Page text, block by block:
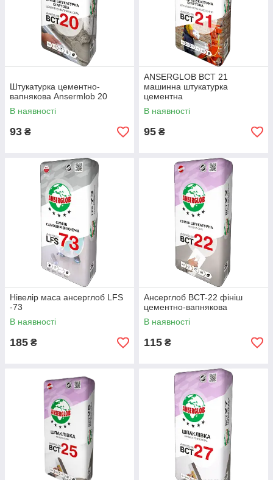
Штукатурка цементно-
вапнякова Ansermlob 20
В наявності
93 ₴
ANSERGLOB ВСТ 21
машинна штукатурка
цементна
В наявності
95 ₴
Нівелір маса ансерглоб LFS
-73
В наявності
185 ₴
Ансерглоб BCT-22 фініш
цементно-вапнякова
В наявності
115 ₴